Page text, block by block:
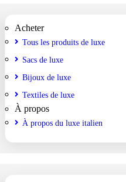
Acheter
Tous les produits de luxe
Sacs de luxe
Bijoux de luxe
Textiles de luxe
À propos
À propos du luxe italien